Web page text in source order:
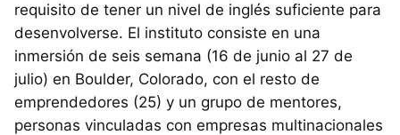
requisito de tener un nivel de inglés suficiente para
desenvolverse. El instituto consiste en una
inmersión de seis semana (16 de junio al 27 de
julio) en Boulder, Colorado, con el resto de
emprendedores (25) y un grupo de mentores,
personas vinculadas con empresas multinacionales